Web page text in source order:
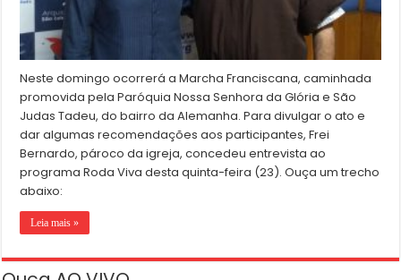
Neste domingo ocorrerá a Marcha Franciscana, caminhada
promovida pela Paróquia Nossa Senhora da Glória e São
Judas Tadeu, do bairro da Alemanha. Para divulgar o ato e
dar algumas recomendações aos participantes, Frei
Bernardo, pároco da igreja, concedeu entrevista ao
programa Roda Viva desta quinta-feira (23). Ouça um trecho
abaixo:
Leia mais »